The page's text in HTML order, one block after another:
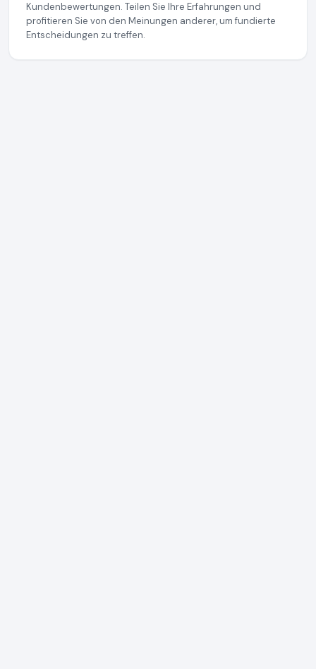
Kundenbewertungen. Teilen Sie Ihre Erfahrungen und
profitieren Sie von den Meinungen anderer, um fundierte
Entscheidungen zu treffen.